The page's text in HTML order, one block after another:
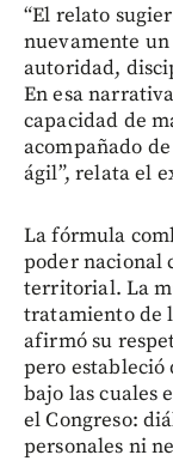
“El relato
nuevamente
autoridad,
En esa
capacidad de
acompañado
ágil”, relata el
La fórmula
poder nacional
territorial. La
tratamiento de
afirmó su
pero estableció
bajo las cuales
el Congreso:
personales ni